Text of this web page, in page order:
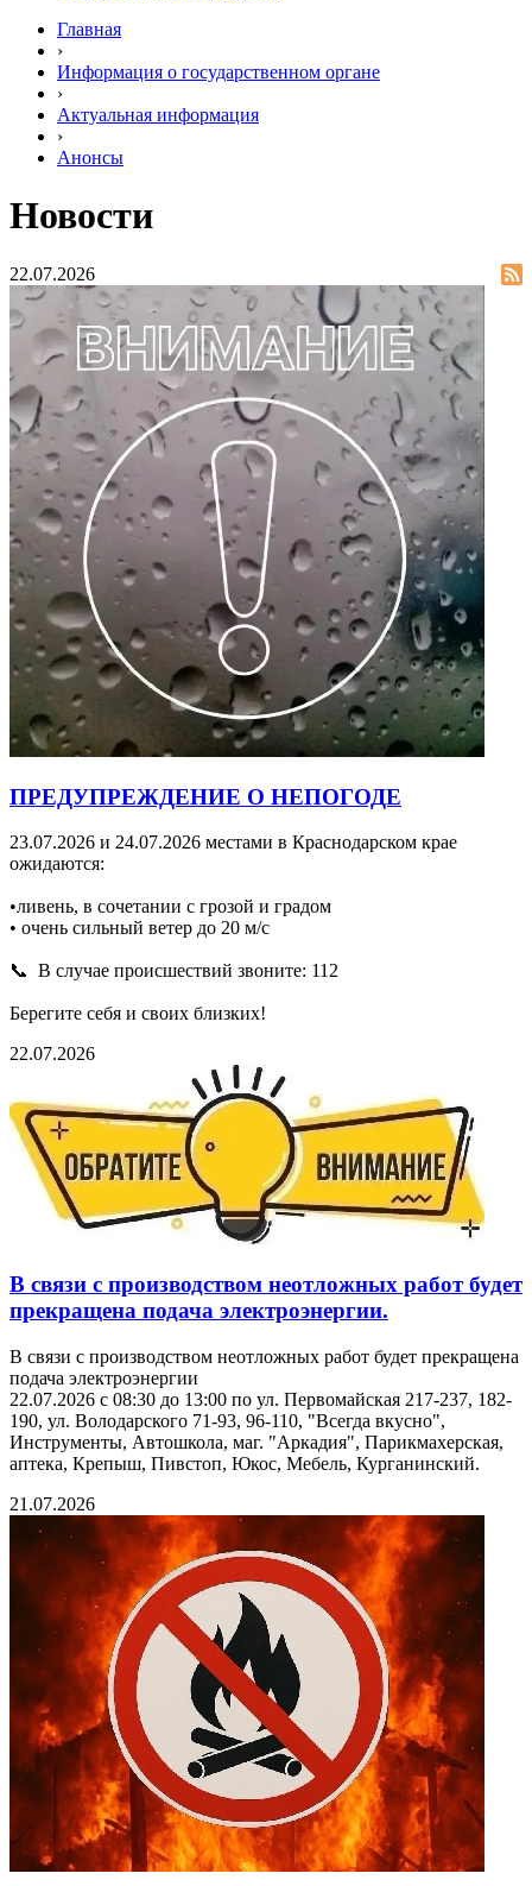
Главная
›
Информация о государственном органе
›
Актуальная информация
›
Анонсы
Новости
22.07.2026
ПРЕДУПРЕЖДЕНИЕ О НЕПОГОДЕ
23.07.2026 и 24.07.2026 местами в Краснодарском крае
ожидаются:
•ливень, в сочетании с грозой и градом
• очень сильный ветер до 20 м/с
📞 В случае происшествий звоните: 112
Берегите себя и своих близких!
22.07.2026
В связи с производством неотложных работ будет
прекращена подача электроэнергии.
В связи с производством неотложных работ будет прекращена
подача электроэнергии
22.07.2026 с 08:30 до 13:00 по ул. Первомайская 217-237, 182-
190, ул. Володарского 71-93, 96-110, "Всегда вкусно",
Инструменты, Автошкола, маг. "Аркадия", Парикмахерская,
аптека, Крепыш, Пивстоп, Юкос, Мебель, Курганинский.
21.07.2026